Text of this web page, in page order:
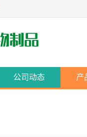
公司动态 产